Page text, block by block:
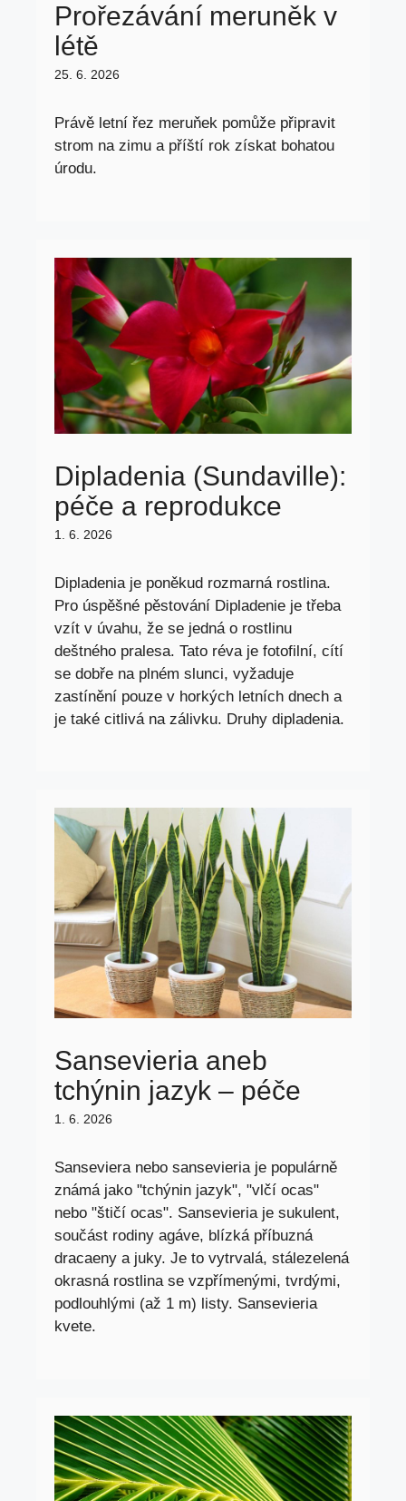
Prořezávání meruněk v
létě
25. 6. 2026
Právě letní řez meruňek pomůže připravit
strom na zimu a příští rok získat bohatou
úrodu.
Dipladenia (Sundaville):
péče a reprodukce
1. 6. 2026
Dipladenia je poněkud rozmarná rostlina.
Pro úspěšné pěstování Dipladenie je třeba
vzít v úvahu, že se jedná o rostlinu
deštného pralesa. Tato réva je fotofilní, cítí
se dobře na plném slunci, vyžaduje
zastínění pouze v horkých letních dnech a
je také citlivá na zálivku. Druhy dipladenia.
Sansevieria aneb
tchýnin jazyk – péče
1. 6. 2026
Sanseviera nebo sansevieria je populárně
známá jako "tchýnin jazyk", "vlčí ocas"
nebo "štičí ocas". Sansevieria je sukulent,
součást rodiny agáve, blízká příbuzná
dracaeny a juky. Je to vytrvalá, stálezelená
okrasná rostlina se vzpřímenými, tvrdými,
podlouhlými (až 1 m) listy. Sansevieria
kvete.